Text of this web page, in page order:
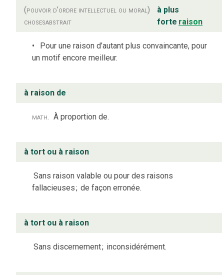
(pouvoir d’ordre intellectuel ou moral)
chosesabstrait
à plus
forte raison
Pour une raison d’autant plus convaincante, pour
un motif encore meilleur.
à raison de
math. À proportion de.
à tort ou à raison
Sans raison valable ou pour des raisons
fallacieuses; de façon erronée.
à tort ou à raison
Sans discernement; inconsidérément.